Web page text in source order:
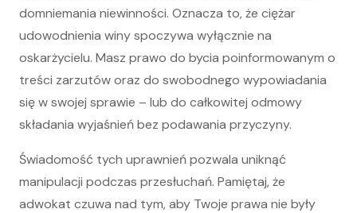
domniemania niewinności. Oznacza to, że ciężar
udowodnienia winy spoczywa wyłącznie na
oskarżycielu. Masz prawo do bycia poinformowanym o
treści zarzutów oraz do swobodnego wypowiadania
się w swojej sprawie – lub do całkowitej odmowy
składania wyjaśnień bez podawania przyczyny.
Świadomość tych uprawnień pozwala uniknąć
manipulacji podczas przesłuchań. Pamiętaj, że
adwokat czuwa nad tym, aby Twoje prawa nie były